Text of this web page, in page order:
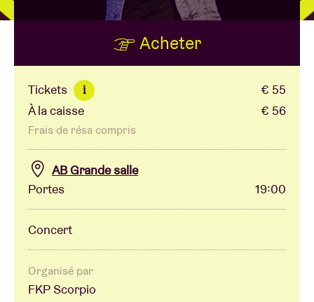
Location de salles
BRDCST
ABtv
Chèque-concert
À propos de l'AB
Contact
Acheter
Tickets i
€ 55
À la caisse
€ 56
Frais de résa compris
AB Grande salle
Portes
19:00
Concert
Organisé par
FKP Scorpio